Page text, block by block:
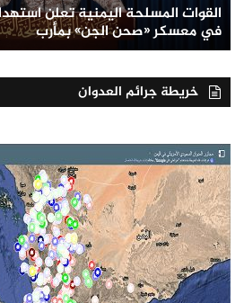
القوات المسلحة اليمنية تعلن
في معسكر «صحن الجن» بمأرب
خريطة جرائم العدوان